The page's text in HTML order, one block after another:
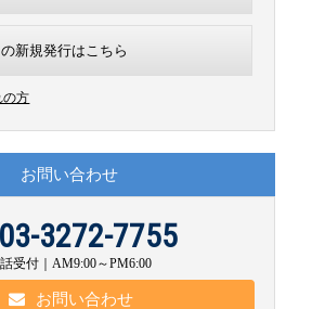
新規発行は こちら
の方
お問い合わせ
03-3272-7755
受付｜AM9:00～PM6:00
お問い合わせ